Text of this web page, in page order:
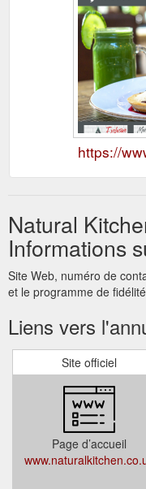
https://
Natural
Informations
Site Web, numéro de
et le programme de
Liens vers
Site officiel
Page d’accueil